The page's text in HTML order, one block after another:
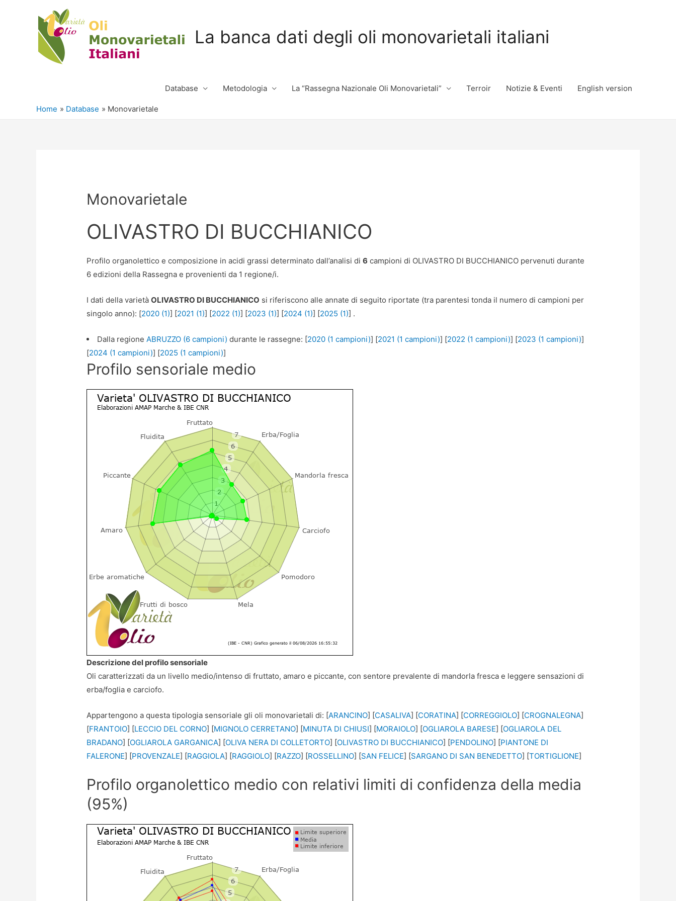
La banca dati degli oli monovarietali italiani
Database Metodologia La “Rassegna Nazionale Oli Monovarietali” Terroir Notizie & Eventi English version
Home Database Monovarietale
Monovarietale
OLIVASTRO DI BUCCHIANICO
Profilo organolettico e composizione in acidi grassi determinato dall’analisi di6 campioni di OLIVASTRO DI BUCCHIANICO pervenuti durante
6 edizioni della Rassegna e provenienti da 1 regione/i.
I dati della varietàOLIVASTRO DI BUCCHIANICO si riferiscono alle annate di seguito riportate (tra parentesi tonda il numero di campioni per
singolo anno): [2020 (1)] [2021 (1)] [2022 (1)] [2023 (1)] [2024 (1)] [2025 (1)] .
Dalla regione ABRUZZO (6 campioni) durante le rassegne: [2020 (1 campioni)] [2021 (1 campioni)] [2022 (1 campioni)] [2023 (1 campioni)]
[2024 (1 campioni)] [2025 (1 campioni)]
Profilo sensoriale medio
Descrizione del profilo sensoriale
Oli caratterizzati da un livello medio/intenso di fruttato, amaro e piccante, con sentore prevalente di mandorla fresca e leggere sensazioni di
erba/foglia e carciofo.
Appartengono a questa tipologia sensoriale gli oli monovarietali di: [ARANCINO] [CASALIVA] [CORATINA] [CORREGGIOLO] [CROGNALEGNA]
[FRANTOIO] [LECCIO DEL CORNO] [MIGNOLO CERRETANO] [MINUTA DI CHIUSI] [MORAIOLO] [OGLIAROLA BARESE] [OGLIAROLA DEL
BRADANO] [OGLIAROLA GARGANICA] [OLIVA NERA DI COLLETORTO] [OLIVASTRO DI BUCCHIANICO] [PENDOLINO] [PIANTONE DI
FALERONE] [PROVENZALE] [RAGGIOLA] [RAGGIOLO] [RAZZO] [ROSSELLINO] [SAN FELICE] [SARGANO DI SAN BENEDETTO] [TORTIGLIONE]
Profilo organolettico medio con relativi limiti di confidenza della media
(95%)